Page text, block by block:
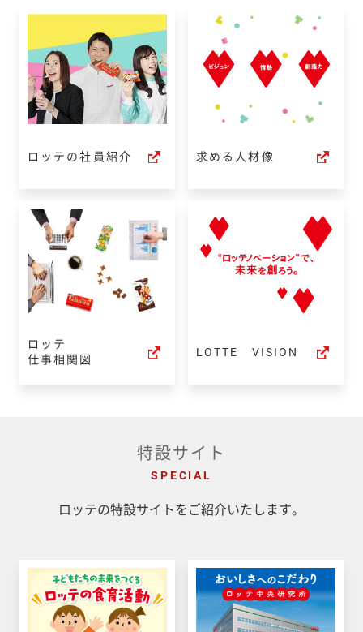
ロッテの社員紹介 求める人材像
ロッテ
仕事相関図
LOTTE VISION
特設サイト
SPECIAL
ロッテの特設サイトをご紹介いたします。